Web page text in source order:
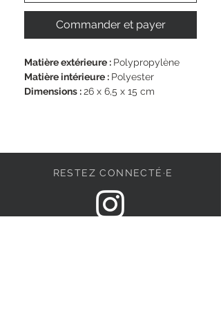
Commander et payer
Matière extérieure : Polypropylène
Matière intérieure : Polyester
Dimensions : 26 x 6,5 x 15 cm
RESTEZ CONNECTÉ·E